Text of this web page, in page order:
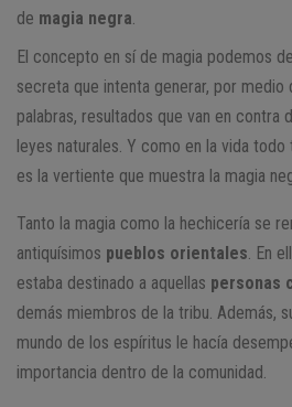
de magia negra
El concepto en sí de magia podemos
secreta que intenta generar, por
palabras, resultados que van en contra
leyes naturales. Y como en la vida
es la vertiente que muestra la magia
Tanto la magia como la hechicería se
antiquísimos pueblos orientales . En
estaba destinado a aquellas personas
demás miembros de la tribu. Además,
mundo de los espíritus le hacía
importancia dentro de la comunidad.